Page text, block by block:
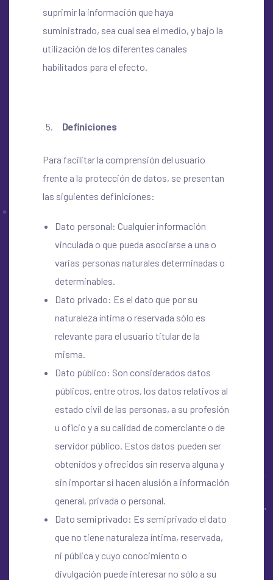
suprimir la información que haya
suministrado, sea cual sea el medio, y bajo la
utilización de los diferentes canales
habilitados para el efecto.
Definiciones
Para facilitar la comprensión del usuario
frente a la protección de datos, se presentan
las siguientes definiciones:
Dato personal: Cualquier información
vinculada o que pueda asociarse a una o
varias personas naturales determinadas o
determinables.
Dato privado: Es el dato que por su
naturaleza íntima o reservada sólo es
relevante para el usuario titular de la
misma.
Dato público: Son considerados datos
públicos, entre otros, los datos relativos al
estado civil de las personas, a su profesión
u oficio y a su calidad de comerciante o de
servidor público. Estos datos pueden ser
obtenidos y ofrecidos sin reserva alguna y
sin importar si hacen alusión a información
general, privada o personal.
Dato semiprivado: Es semiprivado el dato
que no tiene naturaleza íntima, reservada,
ni pública y cuyo conocimiento o
divulgación puede interesar no sólo a su